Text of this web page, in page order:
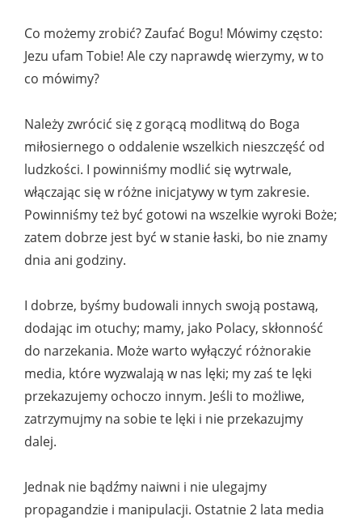
Co możemy zrobić? Zaufać Bogu! Mówimy często:
Jezu ufam Tobie! Ale czy naprawdę wierzymy, w to
co mówimy?
Należy zwrócić się z gorącą modlitwą do Boga
miłosiernego o oddalenie wszelkich nieszczęść od
ludzkości. I powinniśmy modlić się wytrwale,
włączając się w różne inicjatywy w tym zakresie.
Powinniśmy też być gotowi na wszelkie wyroki Boże;
zatem dobrze jest być w stanie łaski, bo nie znamy
dnia ani godziny.
I dobrze, byśmy budowali innych swoją postawą,
dodając im otuchy; mamy, jako Polacy, skłonność
do narzekania. Może warto wyłączyć różnorakie
media, które wyzwalają w nas lęki; my zaś te lęki
przekazujemy ochoczo innym. Jeśli to możliwe,
zatrzymujmy na sobie te lęki i nie przekazujmy
dalej.
Jednak nie bądźmy naiwni i nie ulegajmy
propagandzie i manipulacji. Ostatnie 2 lata media